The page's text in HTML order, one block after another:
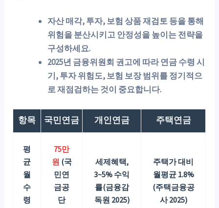
자산 매각, 투자, 보험 상품 재검토 등을 통해
위험을 분산시키고 안정성을 높이는 전략을
구성하세요.
2025년 금융위원회 권고에 따라 연금 수령 시
기, 투자 위험도, 보험 보장 범위를 정기적으
로 재점검하는 것이 중요합니다.
항목 국민연금 개인연금 주택연금
평
균
월
수
령
75만
원 (국
민연
금공
단
세제혜택,
3~5% 수익
률(금융감
독원 2025)
주택가 대비
월평균 1.8%
(주택금융공
사 2025)